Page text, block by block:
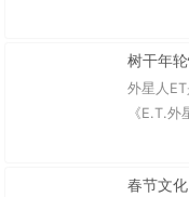
树干年
外星人
《E.T.
春节文